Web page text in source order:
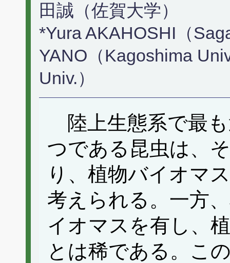
田誠（佐賀大学）
*Yura AKAHOSHI（
YANO（Kagoshima
Univ.）
陸上生態系で最
つである昆虫は、
り、植物バイオマ
考えられる。一方
イオマスを有し、
とは稀である。こ